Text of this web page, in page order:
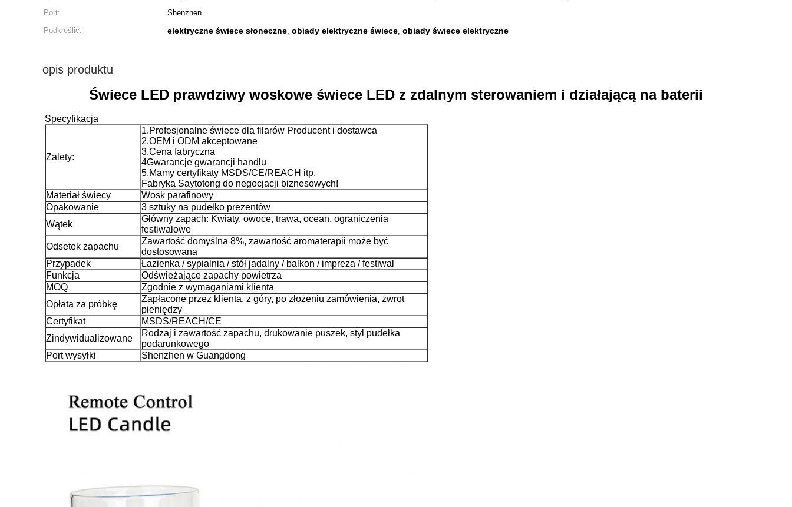
Port:
Shenzhen
Podkreślić:
elektryczne świece słoneczne, obiady elektryczne świece, obiady świece elektryczne
opis produktu
Świece LED prawdziwy woskowe świece LED z zdalnym sterowaniem i działającą na baterii
Specyfikacja
Zalety:
1.Profesjonalne świece dla filarów Producent i dostawca
2.OEM i ODM akceptowane
3.Cena fabryczna
4Gwarancje gwarancji handlu
5.Mamy certyfikaty MSDS/CE/REACH itp.
Fabryka Saytotong do negocjacji biznesowych!
Materiał świecy
Wosk parafinowy
Opakowanie
3 sztuky na pudełko prezentów
Wątek
Główny zapach: Kwiaty, owoce, trawa, ocean, ograniczenia
festiwalowe
Odsetek zapachu
Zawartość domyślna 8%, zawartość aromaterapii może być
dostosowana
Przypadek
Łazienka / sypialnia / stół jadalny / balkon / impreza / festiwal
Funkcja
Odświeżające zapachy powietrza
MOQ
Zgodnie z wymaganiami klienta
Opłata za próbkę
Zapłacone przez klienta, z góry, po złożeniu zamówienia, zwrot
pieniędzy
Certyfikat
MSDS/REACH/CE
Zindywidualizowane
Rodzaj i zawartość zapachu, drukowanie puszek, styl pudełka
podarunkowego
Port wysyłki
Shenzhen w Guangdong